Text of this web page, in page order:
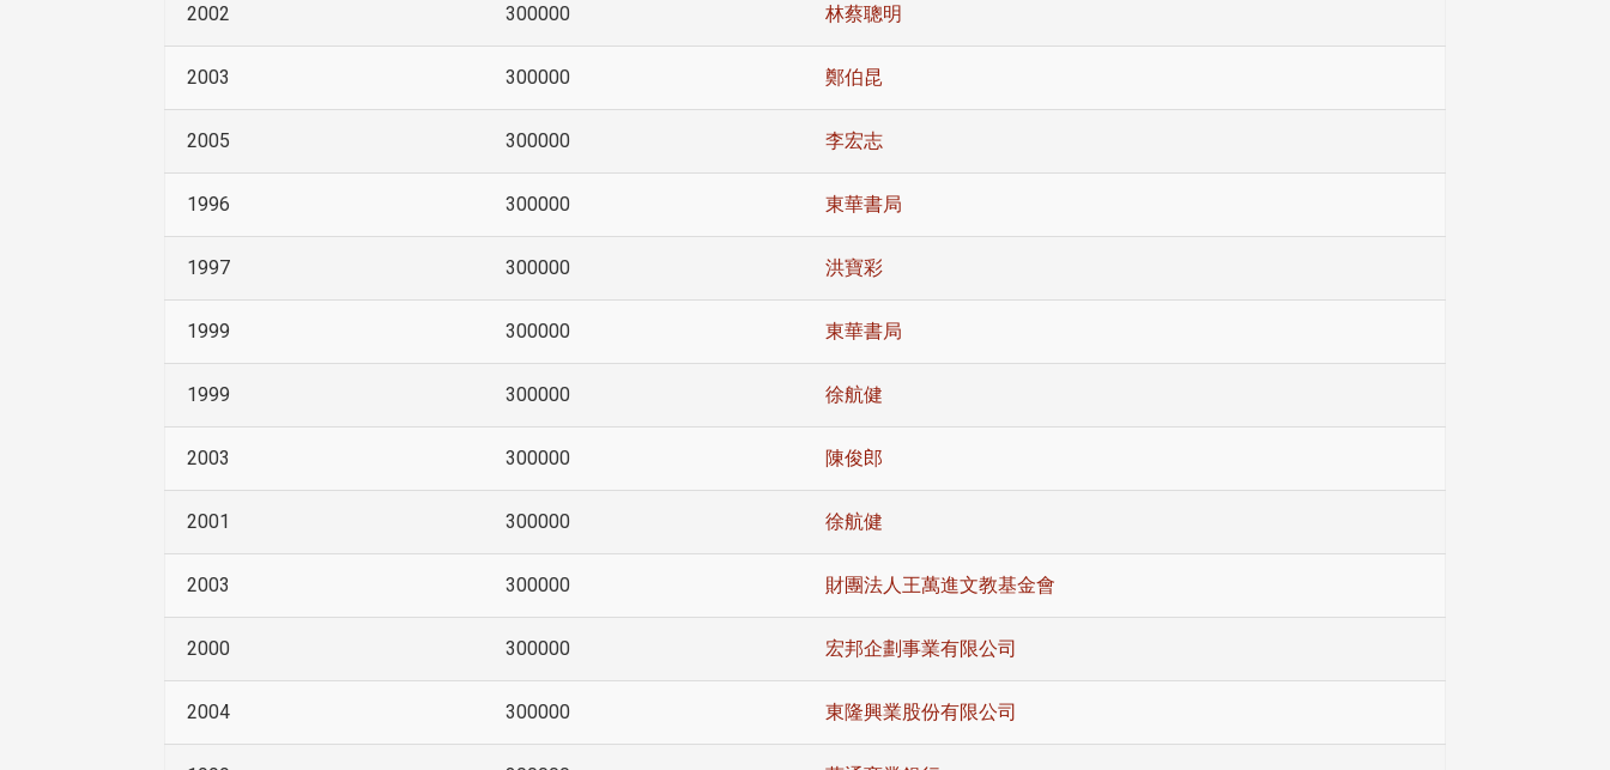
2002 300000 林蔡聰明
2003 300000 鄭伯昆
2005 300000 李宏志
1996 300000 東華書局
1997 300000 洪寶彩
1999 300000 東華書局
1999 300000 徐航健
2003 300000 陳俊郎
2001 300000 徐航健
2003 300000 財團法人王萬進文教基金會
2000 300000 宏邦企劃事業有限公司
2004 300000 東隆興業股份有限公司